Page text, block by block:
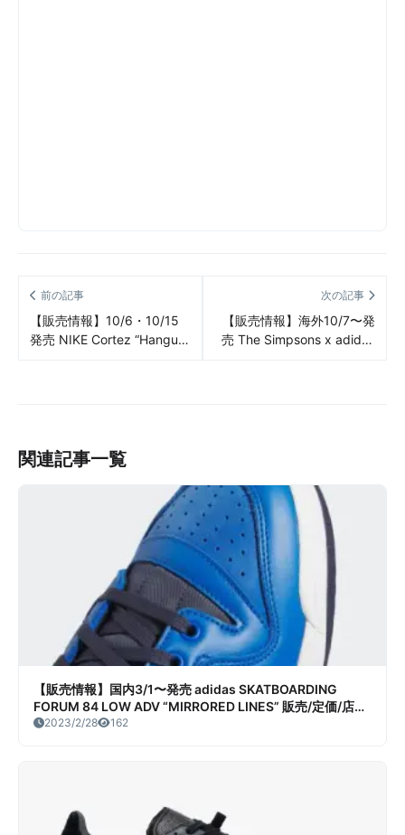
前の記事
【販売情報】10/6・10/15
発売 NIKE Cortez “Hangul
次の記事
【販売情報】海外10/7〜発
売 The Simpsons x adidas
関連記事一覧
【販売情報】国内3/1〜発売 adidas SKATBOARDING
FORUM 84 LOW ADV “MIRRORED LINES” 販売/定価/店舗
まとめ
2023/2/28 162